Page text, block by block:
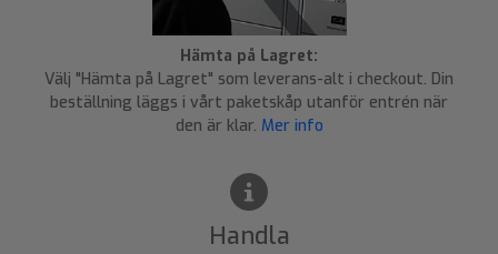
Hämta på Lagret:
Välj "Hämta på Lagret" som leverans-alt i checkout. Din
beställning läggs i vårt paketskåp utanför entrén när
den är klar. Mer info
Handla